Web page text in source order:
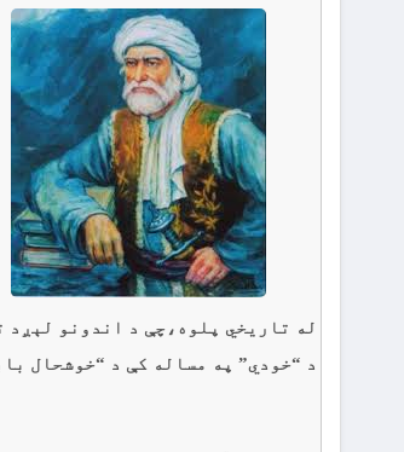
له تاريخي پلوه،چې د اندونو لېږد
د “خودي” په مساله کې د “خوشحال